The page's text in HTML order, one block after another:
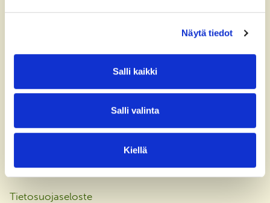
Näytä tiedot
Salli kaikki
Salli valinta
Kiellä
donations@bsag.fi
FI-02150 Espoo
Tietosuojaseloste